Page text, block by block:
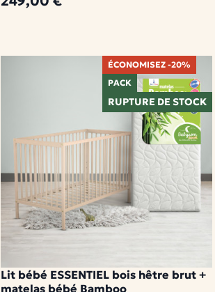
Lit bébé ESSENTIEL bois hêtre brut +
matelas bébé Bamboo
ÉCONOMISEZ -20%
PACK
RUPTURE DE STOCK